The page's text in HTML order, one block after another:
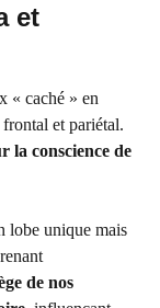
et
« caché » en
et pariétal.
la conscience de
lobe unique mais
de nos